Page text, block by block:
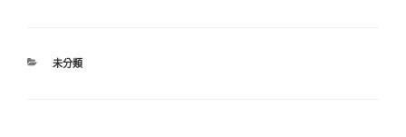
分
未分類